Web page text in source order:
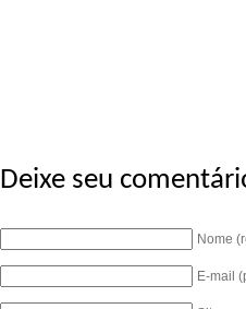
Deixe seu
Nome
E-mail